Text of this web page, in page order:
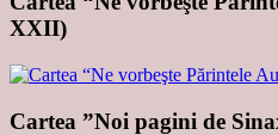
XXII)
Cartea ”Noi pagini de